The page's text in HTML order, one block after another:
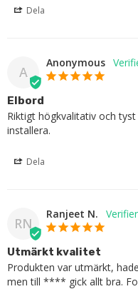
Dela
A
Anonymous
Elbord
Riktigt högkvalitativ och
installera.
Dela
RN
Ranjeet N.
Utmärkt kvalitet
Produkten var utmärkt,
men till **** gick allt bra.